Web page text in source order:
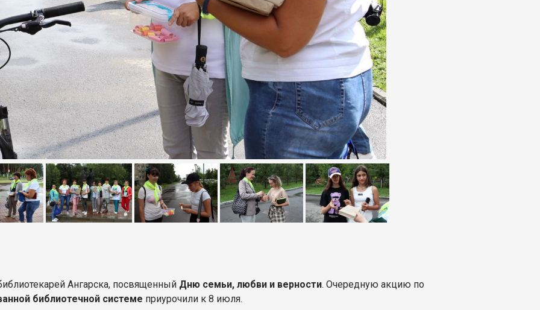
Ангарска, посвященный Дню семьи, любви и верности. Очередную акцию по
библиотечной системе приурочили к 8 июля.